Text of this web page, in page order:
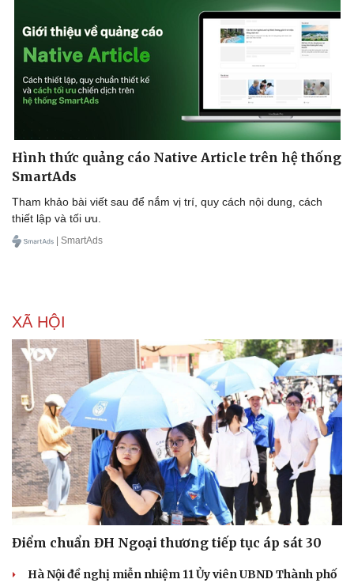
Làm đẹp - giảm cân
Phòng mạch online
Ăn sạch sống khỏe
Hình thức quảng cáo Native Article trên hệ thống
SmartAds
Tham khảo bài viết sau để nắm vị trí, quy cách nội dung, cách
thiết lập và tối ưu.
| SmartAds
XÃ HỘI
Điểm chuẩn ĐH Ngoại thương tiếp tục áp sát 30
Hà Nội đề nghị miễn nhiệm 11 Ủy viên UBND Thành phố